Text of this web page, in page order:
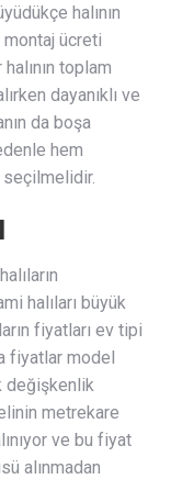
halının
montaj ücreti
toplam
dayanıklı ve
da boşa
hem
seçilmelidir.
halıları büyük
fiyatları ev tipi
fiyatlar model
değişkenlik
metrekare
ve bu fiyat
alınmadan